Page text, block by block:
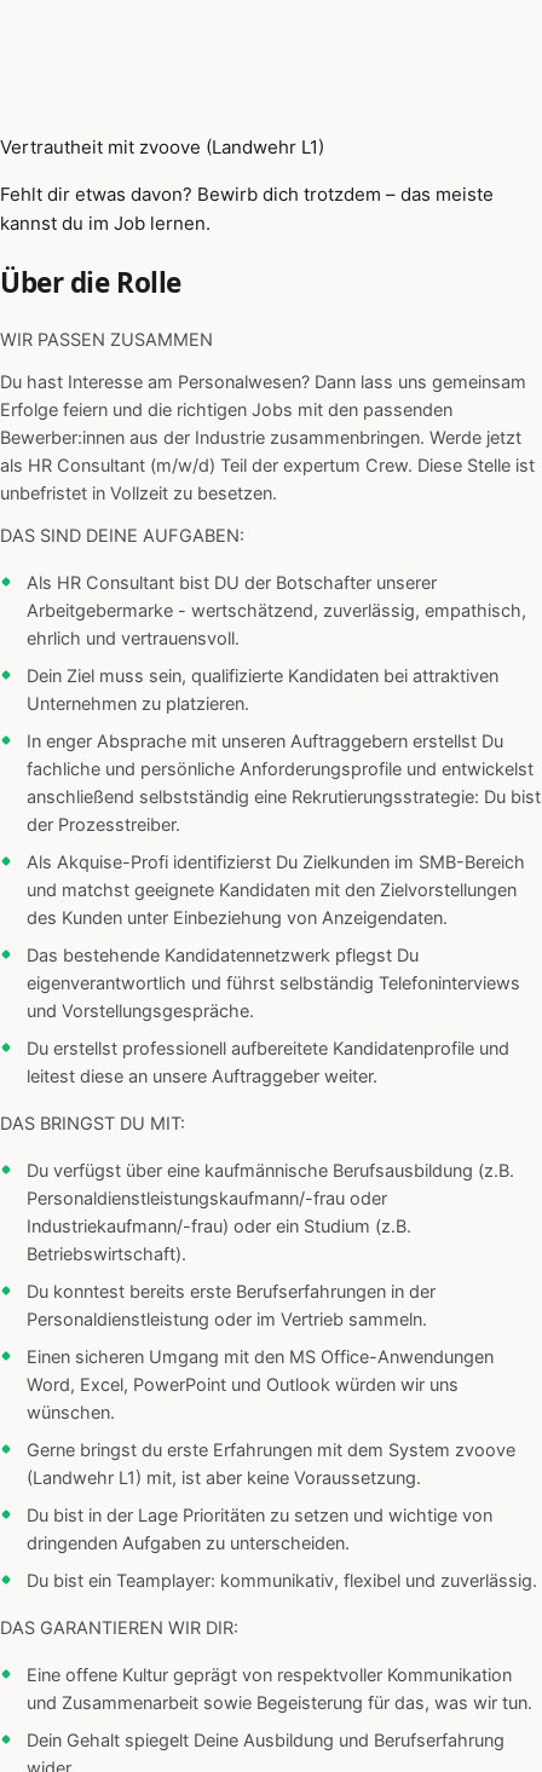
Vertrautheit mit zvoove (Landwehr L1)
Fehlt dir etwas davon? Bewirb dich trotzdem – das meiste
kannst du im Job lernen.
Über die Rolle
WIR PASSEN ZUSAMMEN
Du hast Interesse am Personalwesen? Dann lass uns gemeinsam
Erfolge feiern und die richtigen Jobs mit den passenden
Bewerber:innen aus der Industrie zusammenbringen. Werde jetzt
als HR Consultant (m/w/d) Teil der expertum Crew. Diese Stelle ist
unbefristet in Vollzeit zu besetzen.
DAS SIND DEINE AUFGABEN:
Als HR Consultant bist DU der Botschafter unserer
Arbeitgebermarke - wertschätzend, zuverlässig, empathisch,
ehrlich und vertrauensvoll.
Dein Ziel muss sein, qualifizierte Kandidaten bei attraktiven
Unternehmen zu platzieren.
In enger Absprache mit unseren Auftraggebern erstellst Du
fachliche und persönliche Anforderungsprofile und entwickelst
anschließend selbstständig eine Rekrutierungsstrategie: Du bist
der Prozesstreiber.
Als Akquise-Profi identifizierst Du Zielkunden im SMB-Bereich
und matchst geeignete Kandidaten mit den Zielvorstellungen
des Kunden unter Einbeziehung von Anzeigendaten.
Das bestehende Kandidatennetzwerk pflegst Du
eigenverantwortlich und führst selbständig Telefoninterviews
und Vorstellungsgespräche.
Du erstellst professionell aufbereitete Kandidatenprofile und
leitest diese an unsere Auftraggeber weiter.
DAS BRINGST DU MIT:
Du verfügst über eine kaufmännische Berufsausbildung (z.B.
Personaldienstleistungskaufmann/-frau oder
Industriekaufmann/-frau) oder ein Studium (z.B.
Betriebswirtschaft).
Du konntest bereits erste Berufserfahrungen in der
Personaldienstleistung oder im Vertrieb sammeln.
Einen sicheren Umgang mit den MS Office-Anwendungen
Word, Excel, PowerPoint und Outlook würden wir uns
wünschen.
Gerne bringst du erste Erfahrungen mit dem System zvoove
(Landwehr L1) mit, ist aber keine Voraussetzung.
Du bist in der Lage Prioritäten zu setzen und wichtige von
dringenden Aufgaben zu unterscheiden.
Du bist ein Teamplayer: kommunikativ, flexibel und zuverlässig.
DAS GARANTIEREN WIR DIR:
Eine offene Kultur geprägt von respektvoller Kommunikation
und Zusammenarbeit sowie Begeisterung für das, was wir tun.
Dein Gehalt spiegelt Deine Ausbildung und Berufserfahrung